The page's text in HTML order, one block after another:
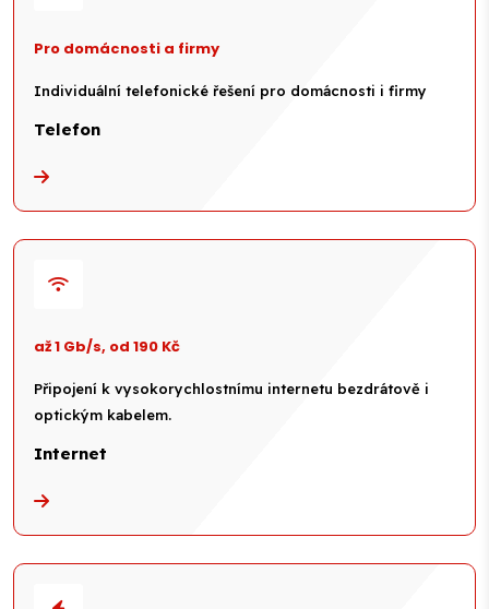
Pro domácnosti a firmy
Individuální telefonické řešení pro domácnosti i firmy
Telefon
až 1 Gb/s, od 190 Kč
Připojení k vysokorychlostnímu internetu bezdrátově i
optickým kabelem.
Internet